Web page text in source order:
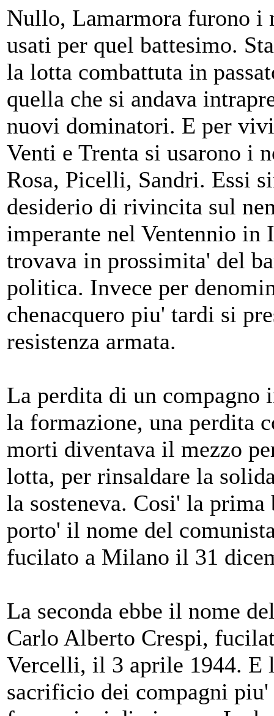
Nullo, Lamarmora furono i
usati per quel battesimo.
la lotta combattuta in
quella che si andava
nuovi dominatori. E per
Venti e Trenta si usarono i
Rosa, Picelli, Sandri. Essi
desiderio di rivincita sul
imperante nel Ventennio in
trovava in prossimita' del
politica. Invece per
chenacquero piu' tardi si
resistenza armata.
La perdita di un
la formazione, una perdita
morti diventava il mezzo
lotta, per rinsaldare la
la sosteneva. Cosi' la
porto' il nome del
fucilato a Milano il 31
La seconda ebbe il nome
Carlo Alberto Crespi,
Vercelli, il 3 aprile 1944. E
sacrificio dei compagni